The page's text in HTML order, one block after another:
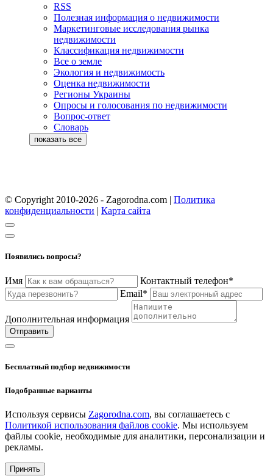
RSS
Полезная информация о недвижимости
Маркетинговые исследования рынка
недвижимости
Классификация недвижимости
Все о земле
Экология и недвижимость
Оценка недвижимости
Регионы Украины
Опросы и голосования по недвижимости
Вопрос-ответ
Словарь
© Copyright 2010-2026 - Zagorodna.com | Политика
конфиденциальности | Карта сайта
Появились вопросы?
Имя
Контактный телефон*
Email*
Дополнительная информация
Отправить
Бесплатный подбор недвижимости
Подобранные варианты
Используя сервисы Zagorodna.com, вы соглашаетесь с
Политикой использования файлов cookie. Мы используем
файлы cookie, необходимые для аналитики, персонализации и
рекламы.
Принять